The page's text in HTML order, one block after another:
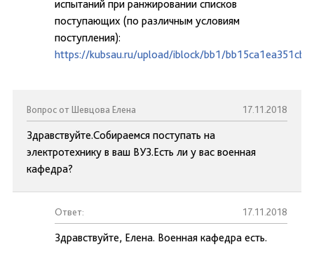
испытаний при ранжировании списков
поступающих (по различным условиям
поступления):
https://kubsau.ru/upload/iblock/bb1/
Вопрос от Шевцова Елена 17.11.2018
Здравствуйте.Собираемся поступать на
электротехнику в ваш ВУЗ.Есть ли у вас военная
кафедра?
Ответ: 17.11.2018
Здравствуйте, Елена. Военная кафедра есть.